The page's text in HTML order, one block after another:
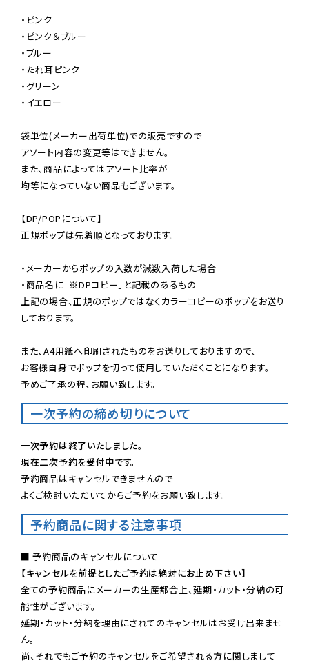
・ピンク
・ピンク＆ブルー
・ブルー
・たれ耳ピンク
・グリーン
・イエロー
袋単位(メーカー出荷単位)での販売ですので
アソート内容の変更等はできません。
また、商品によってはアソート比率が
均等になっていない商品もございます。
【DP/POPについて】
正規ポップは先着順となっております。
・メーカーからポップの入数が減数入荷した場合
・商品名に「※DPコピー」と記載のあるもの
上記の場合、正規のポップではなくカラーコピーのポップをお送り
しております。
また、A4用紙へ印刷されたものをお送りしておりますので、
お客様自身でポップを切って使用していただくことになります。
予めご了承の程、お願い致します。
一次予約の締め切りについて
一次予約は終了いたしました。
現在二次予約を受付中です。
予約商品はキャンセルできませんので
よくご検討いただいてからご予約をお願い致します。
予約商品に関する注意事項
【キャンセルを前提としたご予約は絶対にお止め下さい】
全ての予約商品にメーカーの生産都合上、延期・カット・分納の可
能性がございます。
延期・カット・分納を理由にされてのキャンセルはお受け出来ませ
ん。
尚、それでもご予約のキャンセルをご希望される方に関しまして